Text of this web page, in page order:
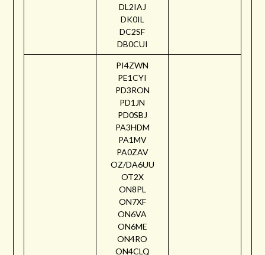
DL2IAJ
DK0IL
DC2SF
DB0CUI
PI4ZWN
PE1CYI
PD3RON
PD1JN
PD0SBJ
PA3HDM
PA1MV
PA0ZAV
OZ/DA6UU
OT2X
ON8PL
ON7XF
ON6VA
ON6ME
ON4RO
ON4CLQ